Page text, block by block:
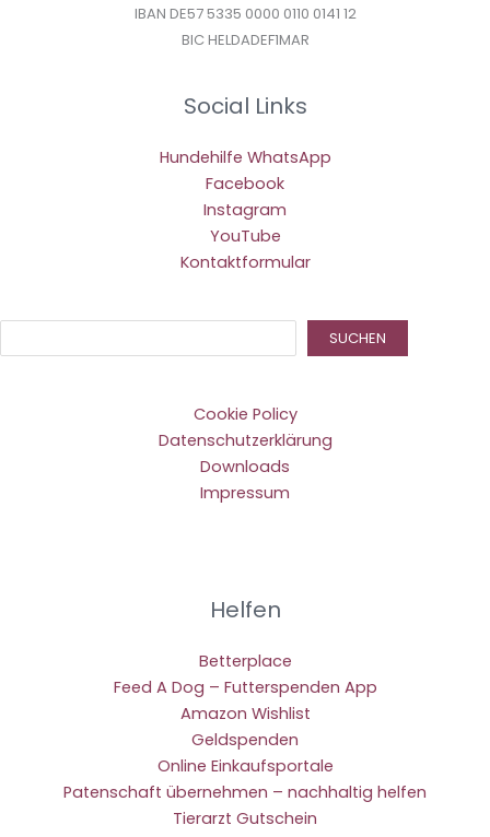
IBAN DE57 5335 0000 0110 0141 12
BIC HELDADEF1MAR
Social Links
Hundehilfe WhatsApp
Facebook
Instagram
YouTube
Kontaktformular
SUCHEN
Cookie Policy
Datenschutzerklärung
Downloads
Impressum
Helfen
Betterplace
Feed A Dog – Futterspenden App
Amazon Wishlist
Geldspenden
Online Einkaufsportale
Patenschaft übernehmen – nachhaltig helfen
Tierarzt Gutschein